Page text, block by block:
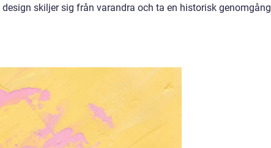
skiljer sig från varandra och ta en historisk genomgång